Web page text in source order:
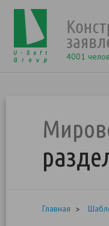
4001
Главная